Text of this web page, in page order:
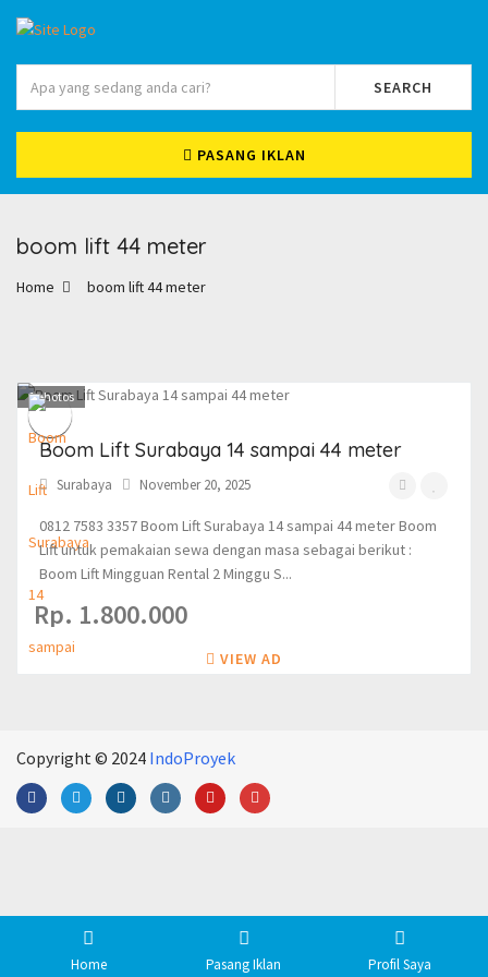
SEARCH
PASANG IKLAN
boom lift 44 meter
Home boom lift 44 meter
1photos
Boom Lift Surabaya 14 sampai 44 meter
Surabaya November 20, 2025
0812 7583 3357 Boom Lift Surabaya 14 sampai 44 meter Boom
Lift untuk pemakaian sewa dengan masa sebagai berikut :
Boom Lift Mingguan Rental 2 Minggu S...
Rp. 1.800.000
VIEW AD
Copyright © 2024 IndoProyek
Home Pasang Iklan Profil Saya